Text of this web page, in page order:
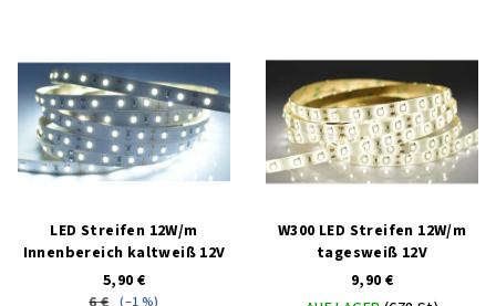
LED Streifen 12W/m
Innenbereich kaltweiß 12V
5,90 €
(–1 %)
W300 LED Streifen 12W/m
tagesweiß 12V
9,90 €